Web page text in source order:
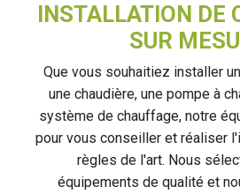
INSTALLATION DE
SUR
Que vous souhaitiez installer
une chaudière, une pompe à
système de chauffage, notre
pour vous conseiller et réaliser
règles de l'art. Nous
équipements de qualité et